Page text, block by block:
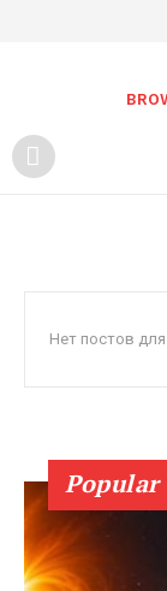
Нет постов
Popular